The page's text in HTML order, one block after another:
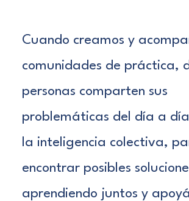
Cuando creamos y
comunidades de práctica,
personas comparten sus
problemáticas del día a
la inteligencia colectiva,
encontrar posibles
aprendiendo juntos y